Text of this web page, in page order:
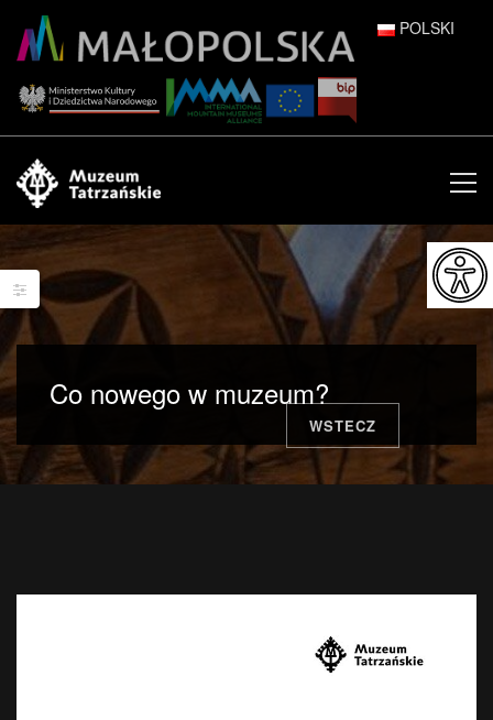
POLSKI
ENGLISH
ESPAÑOL
FRANÇAIS
ITALIANO
日本語
Co nowego w muzeum?
WSTECZ